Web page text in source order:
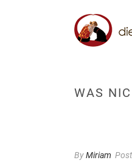
WAS
ByMiriam